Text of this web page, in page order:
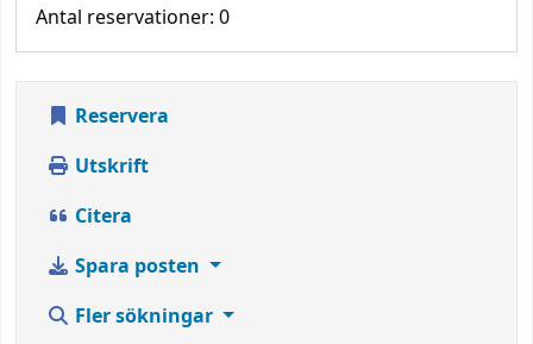
Antal reservationer: 0
Reservera
Utskrift
Citera
Spara posten
Fler sökningar